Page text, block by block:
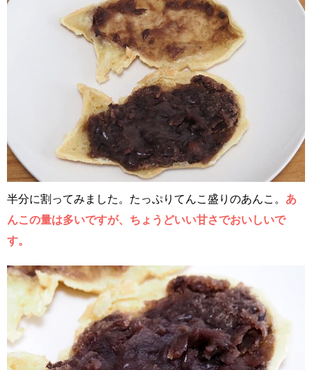
半分に割ってみました。たっぷりてんこ盛りのあんこ。 あ
んこの量は多いですが、ちょうどいい甘さでおいしいで
す。